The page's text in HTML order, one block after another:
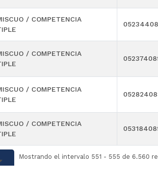
/ COMPETENCIA
/ COMPETENCIA
/ COMPETENCIA
/ COMPETENCIA
Mostrando el intervalo 551 - 555 de 6.560